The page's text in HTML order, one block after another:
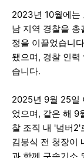
2023년 10월에는
남 지역 경찰을 총
정을 이끌었습니
됐으며, 경찰 인력
습니다.
2025년 9월 25일
었으며, 같은 해 9
찰 조직 내 '넘버2'
김봉식 전 청장이